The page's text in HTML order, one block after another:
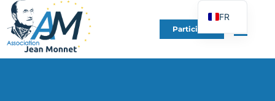
Participer
FR
EN
DE